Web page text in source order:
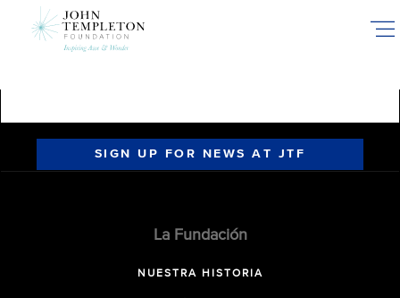
SIGN UP FOR NEWS AT JTF
La Fundación
NUESTRA HISTORIA